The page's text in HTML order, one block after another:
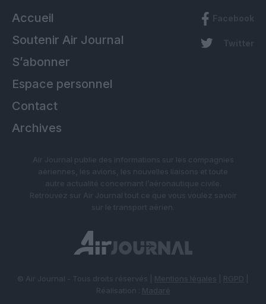
Accueil
Soutenir Air Journal
S’abonner
Espace personnel
Contact
Archives